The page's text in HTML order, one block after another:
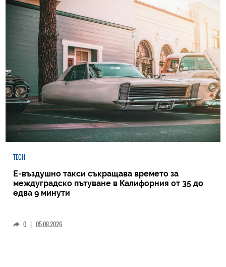
TECH
Е-въздушно такси съкращава времето за
междуградско пътуване в Калифорния от 35 до
едва 9 минути
0 | 05.08.2026